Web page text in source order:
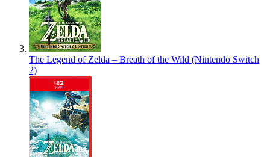
The Legend of Zelda – Breath of the Wild (Nintendo Switch
2)